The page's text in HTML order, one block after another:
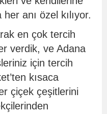
anı özel kılıyor.
en çok tercih
verdik, ve Adana
için tercih
kısaca
çiçek çeşitlerini